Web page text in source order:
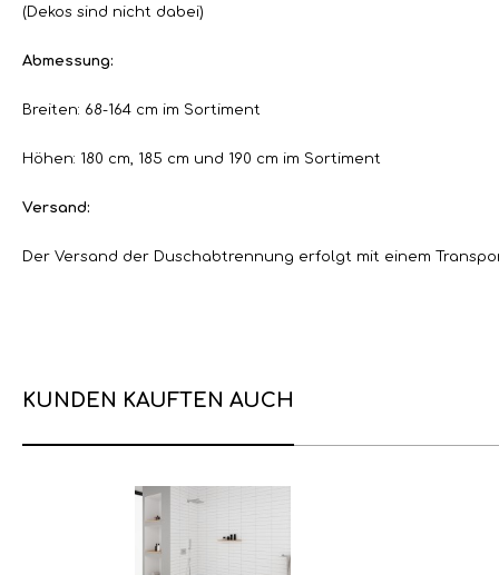
(Dekos sind nicht dabei)
Abmessung:
Breiten: 68-164 cm im Sortiment
Höhen: 180 cm, 185 cm und 190 cm im Sortiment
Versand:
Der Versand der Duschabtrennung erfolgt mit einem
KUNDEN KAUFTEN AUCH